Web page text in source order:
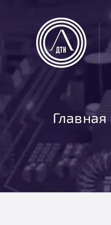
Главная